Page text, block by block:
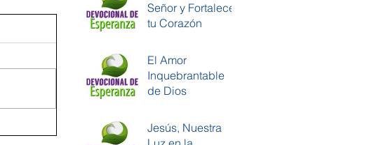
Señor y Fortalece
tu Corazón
El Amor
Inquebrantable
de Dios
Jesús, Nuestra